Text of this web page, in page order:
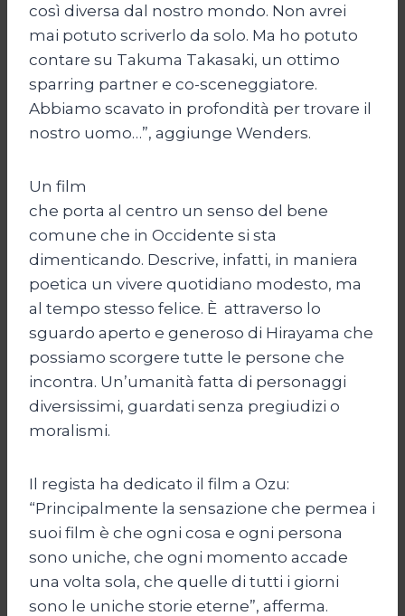
così diversa dal nostro mondo. Non avrei
mai potuto scriverlo da solo. Ma ho potuto
contare su Takuma Takasaki, un ottimo
sparring partner e co-sceneggiatore.
Abbiamo scavato in profondità per trovare il
nostro uomo…”, aggiunge Wenders.
Un film
che porta al centro un senso del bene
comune che in Occidente si sta
dimenticando. Descrive, infatti, in maniera
poetica un vivere quotidiano modesto, ma
al tempo stesso felice. È attraverso lo
sguardo aperto e generoso di Hirayama che
possiamo scorgere tutte le persone che
incontra. Un’umanità fatta di personaggi
diversissimi, guardati senza pregiudizi o
moralismi.
Il regista ha dedicato il film a Ozu:
“Principalmente la sensazione che permea i
suoi film è che ogni cosa e ogni persona
sono uniche, che ogni momento accade
una volta sola, che quelle di tutti i giorni
sono le uniche storie eterne”, afferma.